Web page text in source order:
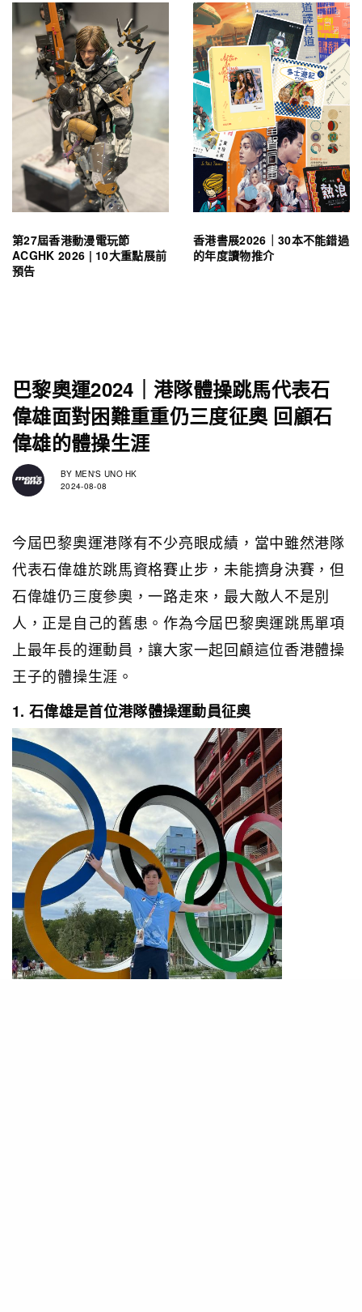
第27屆香港動漫電玩節
ACGHK 2026 | 10大重點展前
預告
香港書展2026｜30本不能錯過
的年度讀物推介
巴黎奧運2024｜港隊體操跳馬代表石
偉雄面對困難重重仍三度征奧 回顧石
偉雄的體操生涯
BY MEN'S UNO HK
2024-08-08
今屆巴黎奧運港隊有不少亮眼成績，當中雖然港隊
代表石偉雄於跳馬資格賽止步，未能擠身決賽，但
石偉雄仍三度參奧，一路走來，最大敵人不是別
人，正是自己的舊患。作為今屆巴黎奧運跳馬單項
上最年長的運動員，讓大家一起回顧這位香港體操
王子的體操生涯。
1. 石偉雄是首位港隊體操運動員征奧